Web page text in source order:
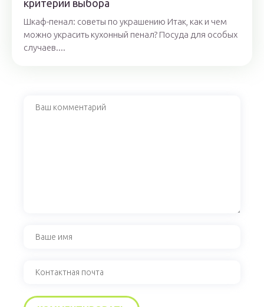
критерии выбора
Шкаф-пенал: советы по украшению Итак, как и чем
можно украсить кухонный пенал? Посуда для особых
случаев....